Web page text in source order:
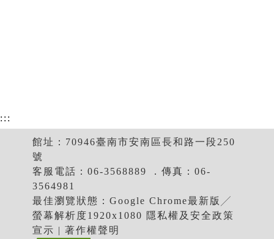
:::
館址：70946臺南市安南區長和路一段250
號
客服電話：06-3568889 ．傳真：06-
3564981
最佳瀏覽狀態：Google Chrome最新版╱
螢幕解析度1920x1080 隱私權及安全政策
宣示 | 著作權聲明